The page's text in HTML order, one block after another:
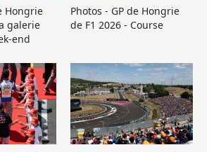
Hongrie
galerie
end
Photos - GP de Hongrie
de F1 2026 - Course